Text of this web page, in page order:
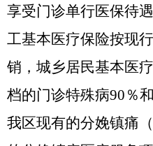
享受门诊单行医保待
工基本医疗保险按现
销，城乡居民基本医
档的门诊特殊病90％
我区现有的分娩镇痛